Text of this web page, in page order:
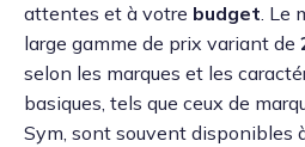
attentes et à votre budget. Le
large gamme de prix variant de
selon les marques et les
basiques, tels que ceux de
Sym, sont souvent disponibles